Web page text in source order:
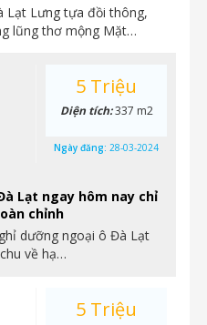
Lạt Lưng tựa đồi thông,
lũng thơ mộng Mặt…
Lạt ngay hôm nay chỉ
chỉnh
dưỡng ngoại ô Đà Lạt
về hạ…
5 Triệu
Diện tích:337 m2
Ngày đăng: 28-03-2024
5 Triệu